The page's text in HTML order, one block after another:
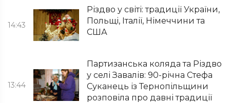
14:43
Різдво у світі: традиції України,
Польщі, Італії, Німеччини та
США
13:44
Партизанська коляда та Різдво
у селі Завалів: 90-річна Стефа
Суканець із Тернопільщини
розповіла про давні традиції